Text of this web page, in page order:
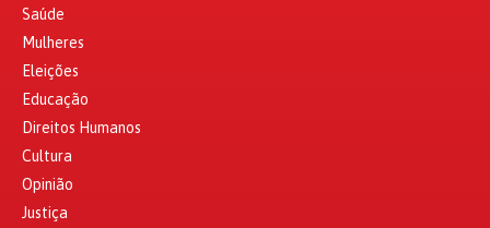
Saúde
Mulheres
Eleições
Educação
Direitos Humanos
Cultura
Opinião
Justiça